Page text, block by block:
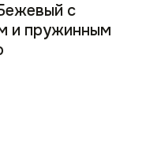
с
и пружинным